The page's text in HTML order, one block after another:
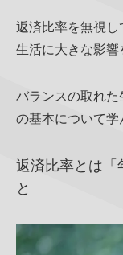
返済比率を無視
生活に大きな影響
バランスの取れ
の基本について学
返済比率とは「
と